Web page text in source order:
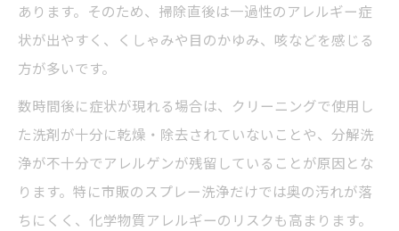
あります。そのため、掃除直後は一過性のアレルギー症
状が出やすく、くしゃみや目のかゆみ、咳などを感じる
方が多いです。
数時間後に症状が現れる場合は、クリーニングで使用し
た洗剤が十分に乾燥・除去されていないことや、分解洗
浄が不十分でアレルゲンが残留していることが原因とな
ります。特に市販のスプレー洗浄だけでは奥の汚れが落
ちにくく、化学物質アレルギーのリスクも高まります。